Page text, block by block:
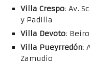
Villa Crespo: Av.
y Padilla
Villa Devoto:
Villa Pueyrredón:
Zamudio